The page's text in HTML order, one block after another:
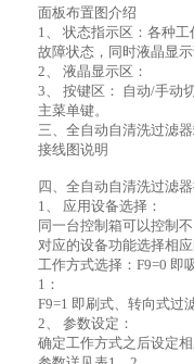
面板布置图介绍
1、 状态指示区：各种
故障状态，同时液晶显示
2、 液晶显示区：
3、 按键区： 自动/手动
主菜单键。
三、全自动自清洗过滤
接线图说明
四、全自动自清洗过滤
1、 应用设备选择：
同一台控制箱可以控制
对应的设备功能选择相
工作方式选择：F9=0 即
1：
F9=1 即刷式、转向式过
2、 参数设定：
确定工作方式之后设定